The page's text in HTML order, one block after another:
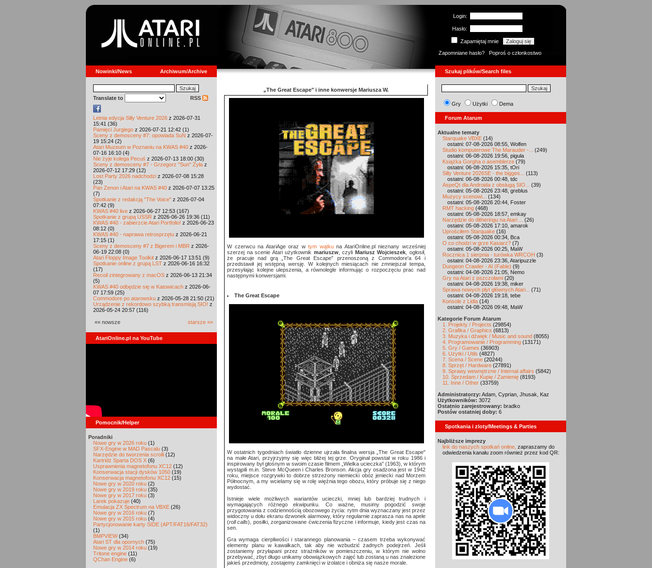
Login:
Hasło:
Zapamiętaj mnie
Zapomniane hasło?
Poproś o członkostwo
Nowinki/News Archiwum/Archive Szukaj plików/Search files
Translate to RSS
Letnia edycja Silly Venture 2026 z 2026-07-31
15:41 (36)
Pamięci Jurgiego z 2026-07-21 12:42 (1)
Sceny z demosceny #7: opowiada SuN z 2026-07-
19 15:24 (2)
Atari Muzeum w Poznaniu na KWAS #40 z 2026-
07-16 16:10 (4)
Nie żyje kolega Pecuś z 2026-07-13 18:00 (30)
Sceny z demosceny #7 - Grzegorz "Sun" Żyła z
2026-07-12 17:29 (12)
Lost Party 2026 nadchodzi z 2026-07-08 15:28
(23)
Pan Zenon i Atari na KWAS #40 z 2026-07-07 13:25
(7)
Spotkanie z redakcją "The Voice" z 2026-07-04
07:42 (9)
KWAS #40 live z 2026-06-27 12:53 (167)
Spotkanie z grupą USSR z 2026-06-26 19:36 (11)
KWAS #40 - zabierzcie Atari Portfolio! z 2026-06-23
08:12 (0)
KWAS #40 - naprawa retrosprzętu z 2026-06-21
17:15 (1)
Sceny z demosceny #7 z Bigerem i MBR z 2026-
06-19 22:08 (0)
Atari Floppy Image Toolkit z 2026-06-17 13:51 (9)
Spotkanie online z grupą LST z 2026-06-16 16:32
(17)
Recoil zintegrowany z macOS z 2026-06-13 21:34
(5)
KWAS #40 odbędzie się w Katowicach z 2026-06-
07 17:59 (25)
Commodore po atarowsku z 2026-05-28 21:50 (21)
Urządzenie z rekordowo szybką transmisją SIO! z
2026-05-24 20:57 (116)
«« nowsze starsze »»
AtariOnline.pl na YouTube
Pomocnik/Helper
Poradniki
Nowe gry w 2026 roku (1)
SFX-Engine w MAD Pascalu (3)
Narzędzie do tworzenia scrolli (12)
Kartridż Sparta DOS X (6)
Usprawnienia magnetofonu XC12 (12)
Konserwacja stacji dysków 1050 (19)
Konserwacja magnetofonu XC12 (15)
Nowe gry w 2020 roku (2)
Nowe gry w 2019 roku (35)
Nowe gry w 2017 roku (3)
Larek pokazuje (40)
Emulacja ZX Spectrum na VBXE (26)
Nowe gry w 2016 roku (7)
Nowe gry w 2015 roku (4)
Partycjonowanie karty SIDE (APT/FAT16/FAT32)
(1)
BMPVIEW(34)
Atari ST dla opornych (75)
Nowe gry w 2014 roku (19)
Tritone engine (11)
QChan Engine (6)
„The Great Escape" i inne konwersje Mariusza W.
W czerwcu na AtariAge oraz wtym wątkuna AtariOnline.pl nieznany wcześniej
szerzej na scenie Atari użytkownik mariuszw, czyli Mariusz Wojcieszek , ogłosił,
że pracuje nad grą „The Great Escape" przenoszoną z Commodore'a 64 i
przedstawił jej wstępną wersję. W kolejnych miesiącach nie zmniejszał tempa,
przesyłając kolejne ulepszenia, a równolegle informując o rozpoczęciu prac nad
następnymi konwersjami.
The Great Escape
W ostatnich tygodniach światło dzienne ujrzała finalna wersja „The Great Escape"
na małe Atari, przyjrzyjmy się więc bliżej tej grze. Oryginał powstał w roku 1986 i
inspirowany był głośnym w swoim czasie filmem „Wielka ucieczka" (1963), w którym
wystąpili m.in. Steve McQueen i Charles Bronson. Akcja gry osadzona jest w 1942
roku, miejsce rozgrywki to dobrze strzeżony niemiecki obóz jeniecki nad Morzem
Północnym, a my wcielamy się w rolę więźnia tego obozu, który próbuje się z niego
wydostać.
Istnieje wiele możliwych wariantów ucieczki, mniej lub bardziej trudnych i
wymagających różnego ekwipunku. Co ważne, musimy pogodzić swoje
przygotowania z codziennością obozowego życia: rytm dnia wyznaczany jest przez
widoczny u dołu ekranu dzwonek alarmowy, który regularnie zaprasza nas na apele
(roll calls), posiłki, zorganizowane ćwiczenia fizyczne i informuje, kiedy jest czas na
sen.
Gra wymaga cierpliwości i starannego planowania – czasem trzeba wykonywać
elementy planu w kawałkach, tak aby nie wzbudzić żadnych podejrzeń. Jeśli
zostaniemy przyłapani przez strażników w pomieszczeniu, w którym nie wolno
przebywać, zbyt długo unikamy obowiązkowych zajęć lub zostaną u nas znalezione
jakieś przedmioty, zostajemy zamknięci w izolatce i obniża się nasze morale.
Gry Użytki Dema
Forum Atarum
Aktualne tematy
Starquake VBXE (14)
ostatni: 07-08-2026 08:55, Wolfen
Studio komputerowe The Marauder -...
(249)
ostatni: 06-08-2026 19:56, pigula
Książka Gorgha o asemblerze (79)
ostatni: 06-08-2026 15:35, tOri
Silly Venture 2026SE - the bigges...
(113)
ostatni: 06-08-2026 00:48, tdc
AspeQt dla Androida z obsługą SIO...
(39)
ostatni: 05-08-2026 23:48, greblus
Muzycy scenowi...
(134)
ostatni: 05-08-2026 20:44, Foster
RMT hacking (468)
ostatni: 05-08-2026 18:57, emkay
Narzędzie do ditheringu na Atari ...
(26)
ostatni: 05-08-2026 17:10, amarok
Uprościłem Starquake (16)
ostatni: 05-08-2026 00:34, Bca
O co chodzi w grze Kasiarz? (7)
ostatni: 05-08-2026 00:25, MaW
Rocznica 1 sierpnia - turówka WRCOH (3)
ostatni: 04-08-2026 23:36, Ataripuzzle
Dungeon Crawler - AI (Fable) (9)
ostatni: 04-08-2026 21:05, Nemo
Gry na Atari z pszczołami (20)
ostatni: 04-08-2026 19:38, miker
Sprawa nowych płyt głównych Atari...
(71)
ostatni: 04-08-2026 19:18, tebe
Konsole z Lidla (14)
ostatni: 04-08-2026 09:48, MaW
Kategorie Forum Atarum
1. Projekty / Projects (29854)
2. Grafika / Graphics (6813)
3. Muzyka i dźwięk / Music and sound (8055)
4. Programowanie / Programming (13171)
5. Gry / Games (36903)
6. Użytki / Utils (4827)
7. Scena / Scene (20244)
8. Sprzęt / Hardware (27891)
9. Sprawy wewnętrzne / Internal affairs (5842)
10. Sprzedam / Kupię / Zamienię (8193)
11. Inne / Other (33759)
Administratorzy: Adam, Cyprian, Jhusak, Kaz
Użytkowników: 3072
Ostatnio zarejestrowany: bradko
Postów ostatniej doby: 6
Spotkania i zloty/Meetings & Parties
Najbliższe imprezy
link do naszych spotkań online, zapraszamy do
odwiedzenia kanału zoom również przez kod QR: